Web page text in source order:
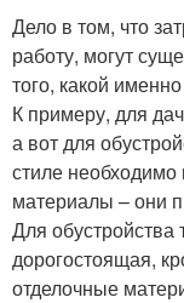
Дело в том, что
работу, могут
того, какой
К примеру, для
а вот для
стиле
материалы – они
Для обустройства
дорогостоящая,
отделочные